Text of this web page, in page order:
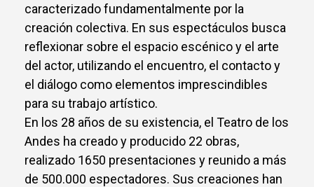
caracterizado fundamentalmente por la
creación colectiva. En sus espectáculos busca
reflexionar sobre el espacio escénico y el arte
del actor, utilizando el encuentro, el contacto y
el diálogo como elementos imprescindibles
para su trabajo artístico.
En los 28 años de su existencia, el Teatro de los
Andes ha creado y producido 22 obras,
realizado 1650 presentaciones y reunido a más
de 500.000 espectadores. Sus creaciones han